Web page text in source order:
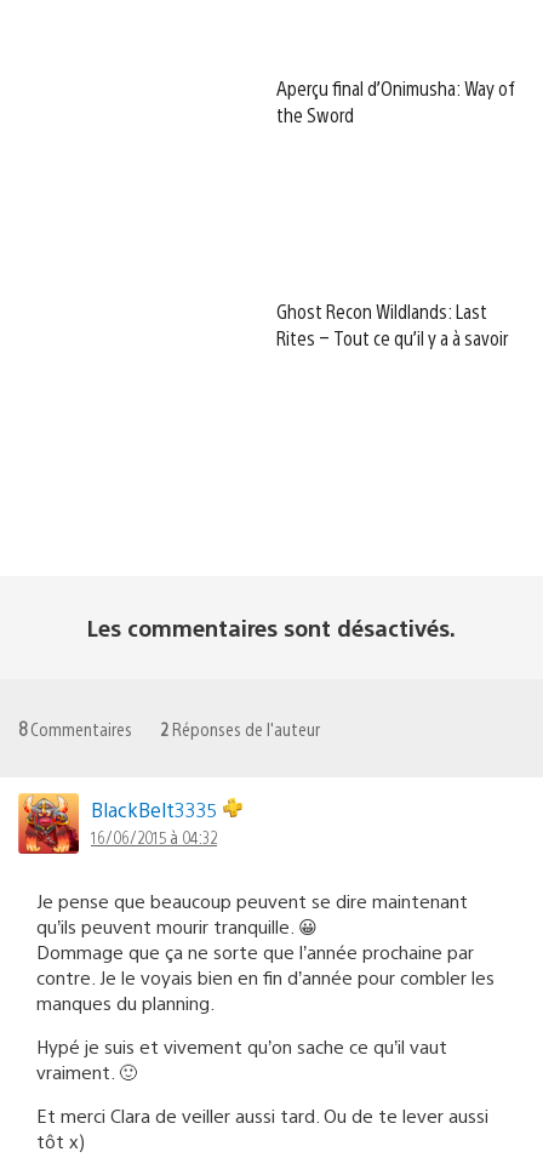
Aperçu final d’Onimusha: Way of
the Sword
Ghost Recon Wildlands: Last
Rites – Tout ce qu’il y a à savoir
Les commentaires sont désactivés.
8Commentaires 2 Réponses de l'auteur
BlackBelt3335
16/06/2015 à 04:32
Je pense que beaucoup peuvent se dire maintenant
qu’ils peuvent mourir tranquille. 😀
Dommage que ça ne sorte que l’année prochaine par
contre. Je le voyais bien en fin d’année pour combler les
manques du planning.
Hypé je suis et vivement qu’on sache ce qu’il vaut
vraiment. 🙂
Et merci Clara de veiller aussi tard. Ou de te lever aussi
tôt x)